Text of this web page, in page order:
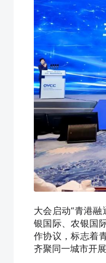
大会启动“青港
银国际、农银国
作协议，标志着
齐聚同一城市开